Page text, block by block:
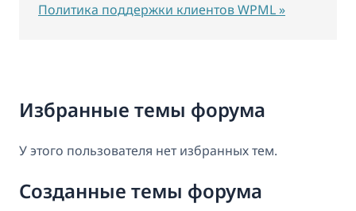
Избранные темы форума
У этого пользователя нет избранных тем.
Созданные темы форума
Политика поддержки клиентов WPML »